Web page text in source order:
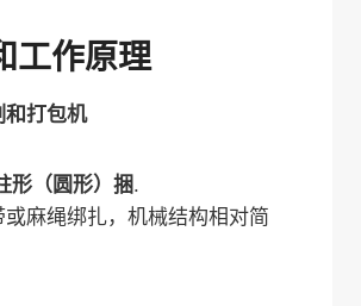
工作原理
和打包机
形（圆形）捆.
或麻绳绑扎，机械结构相对简